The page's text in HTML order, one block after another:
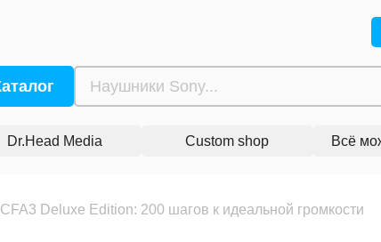
Dr.Head Media Custom shop Всё
Deluxe Edition: 200 шагов к идеальной громкости